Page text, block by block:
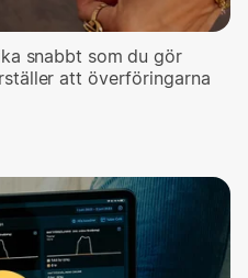
snabbt som du gör
att överföringarna